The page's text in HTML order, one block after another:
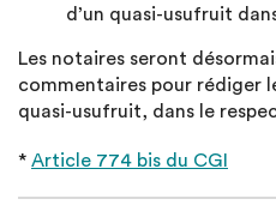
d’un quasi-usufruit
Les notaires seront
commentaires pour rédiger
quasi-usufruit, dans le
* Article 774 bis du CGI